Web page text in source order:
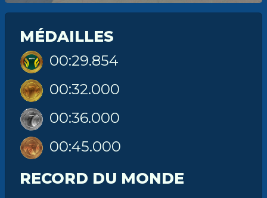
MÉDAILLES
00:29.854
00:32.000
00:36.000
00:45.000
RECORD DU MONDE